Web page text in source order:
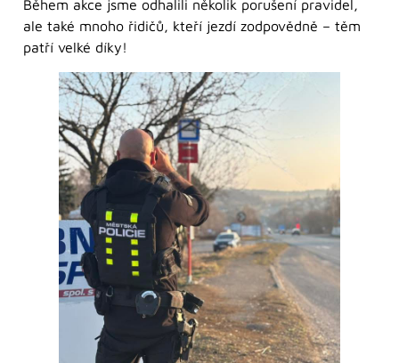
Během akce jsme odhalili několik porušení pravidel,
ale také mnoho řidičů, kteří jezdí zodpovědně – těm
patří velké díky!